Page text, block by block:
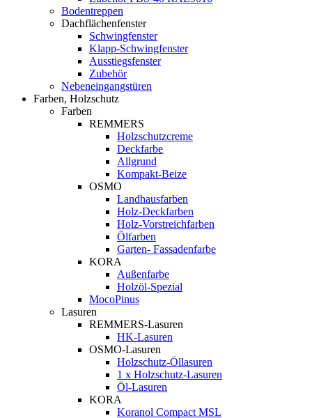
Bodentreppen
Dachflächenfenster
Schwingfenster
Klapp-Schwingfenster
Ausstiegsfenster
Zubehör
Nebeneingangstüren
Farben, Holzschutz
Farben
REMMERS
Holzschutzcreme
Deckfarbe
Allgrund
Kompakt-Beize
OSMO
Landhausfarben
Holz-Deckfarben
Holz-Vorstreichfarben
Ölfarben
Garten- Fassadenfarbe
KORA
Außenfarbe
Holzöl-Spezial
MocoPinus
Lasuren
REMMERS-Lasuren
HK-Lasuren
OSMO-Lasuren
Holzschutz-Öllasuren
1 x Holzschutz-Lasuren
Öl-Lasuren
KORA
Koranol Compact MSL